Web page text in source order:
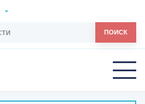
ПОИСК